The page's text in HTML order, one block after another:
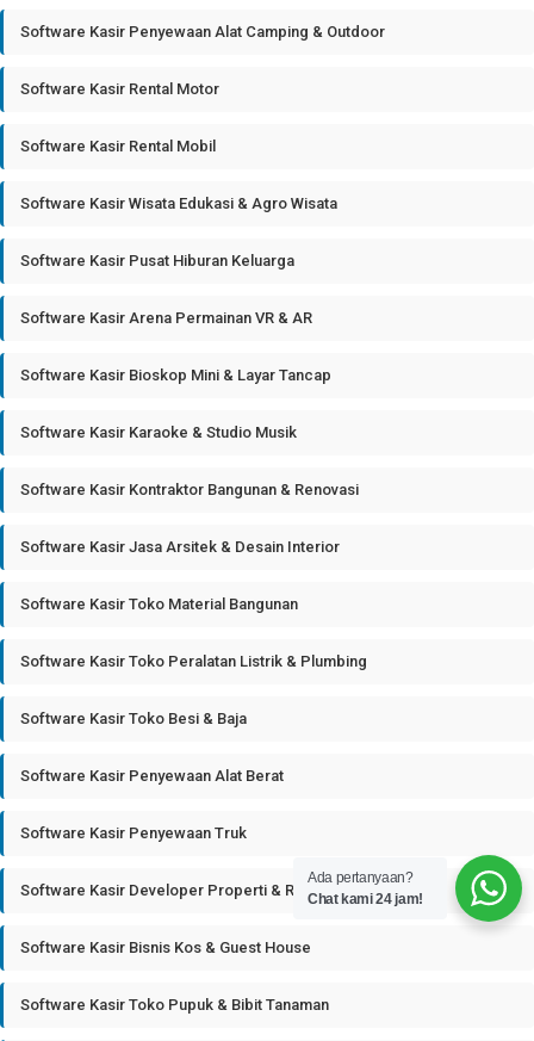
Software Kasir Penyewaan Alat Camping & Outdoor
Software Kasir Rental Motor
Software Kasir Rental Mobil
Software Kasir Wisata Edukasi & Agro Wisata
Software Kasir Pusat Hiburan Keluarga
Software Kasir Arena Permainan VR & AR
Software Kasir Bioskop Mini & Layar Tancap
Software Kasir Karaoke & Studio Musik
Software Kasir Kontraktor Bangunan & Renovasi
Software Kasir Jasa Arsitek & Desain Interior
Software Kasir Toko Material Bangunan
Software Kasir Toko Peralatan Listrik & Plumbing
Software Kasir Toko Besi & Baja
Software Kasir Penyewaan Alat Berat
Software Kasir Penyewaan Truk
Software Kasir Developer Properti & Real Estate
Software Kasir Bisnis Kos & Guest House
Software Kasir Toko Pupuk & Bibit Tanaman
Ada pertanyaan?
Chat kami 24 jam!